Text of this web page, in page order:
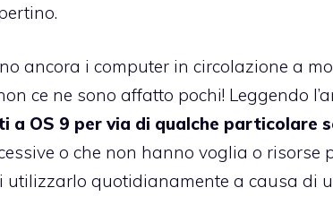
.
ancora i computer in circolazione a
ce ne sono affatto pochi! Leggendo
a OS 9 per via di qualche particolare
o che non hanno voglia o risorse
utilizzarlo quotidianamente a causa di